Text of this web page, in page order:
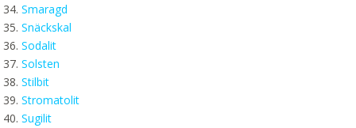
Smaragd
Snäckskal
Sodalit
Solsten
Stilbit
Stromatolit
Sugilit